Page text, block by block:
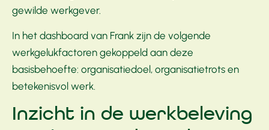
gewilde werkgever.
In het dashboard van Frank zijn de volgende
werkgelukfactoren gekoppeld aan deze
basisbehoefte: organisatiedoel, organisatietrots en
betekenisvol werk.
Inzicht in de werkbeleving